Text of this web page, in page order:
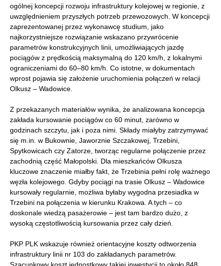
ogólnej koncepcji rozwoju infrastruktury kolejowej w regionie, z
uwzględnieniem przyszłych potrzeb przewozowych. W koncepcji
zaprezentowanej przez wykonawcę studium, jako
najkorzystniejsze rozwiązanie wskazano przywrócenie
parametrów konstrukcyjnych linii, umożliwiających jazdę
pociągów z prędkością maksymalną do 120 km/h, z lokalnymi
ograniczeniami do 60–80 km/h. Co istotne, w dokumentach
wprost pojawia się założenie uruchomienia połączeń w relacji
Olkusz – Wadowice.
Z przekazanych materiałów wynika, że analizowana koncepcja
zakłada kursowanie pociągów co 60 minut, zarówno w
godzinach szczytu, jak i poza nimi. Składy miałyby zatrzymywać
się m.in. w Bukownie, Jaworznie Szczakowej, Trzebini,
Spytkowicach czy Zatorze, tworząc regularne połączenie przez
zachodnią część Małopolski. Dla mieszkańców Olkusza
kluczowe znaczenie miałby fakt, że Trzebinia pełni rolę ważnego
węzła kolejowego. Gdyby pociągi na trasie Olkusz – Wadowice
kursowały regularnie, możliwa byłaby wygodna przesiadka w
Trzebini na połączenia w kierunku Krakowa. A tych – co
doskonale wiedzą pasażerowie – jest tam bardzo dużo, z
wysoką częstotliwością kursowania przez cały dzień.
PKP PLK wskazuje również orientacyjne koszty odtworzenia
infrastruktury linii nr 103 do zakładanych parametrów.